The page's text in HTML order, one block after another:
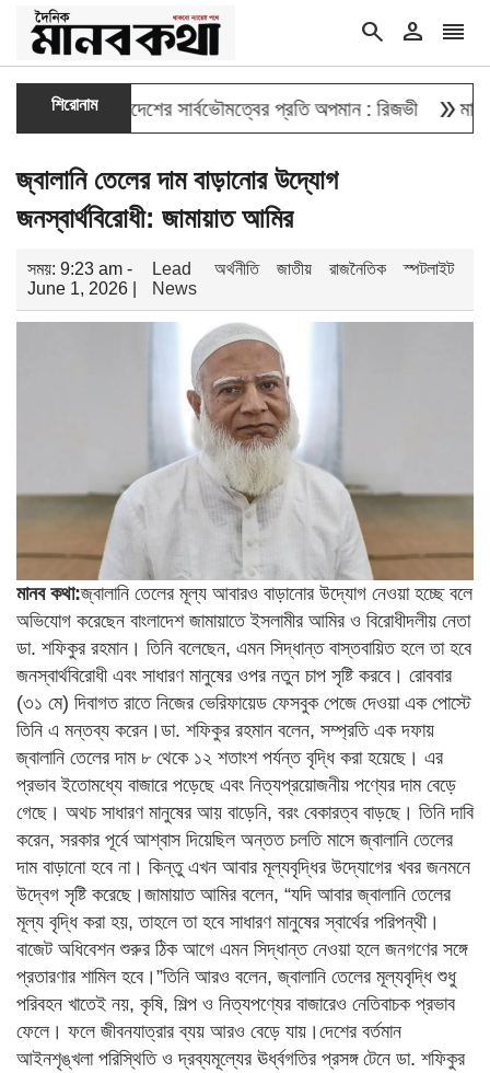
search person reorder
শিরোনাম
বাংলাদেশের সার্বভৌমত্বের প্রতি অপমান : রিজভী double_arrowমাহবুব আলী
জ্বালানি তেলের দাম বাড়ানোর উদ্যোগ
জনস্বার্থবিরোধী: জামায়াত আমির
সময়: 9:23 am -
June 1, 2026 |
Lead
News
অর্থনীতি জাতীয় রাজনৈতিক স্পটলাইট
মানব কথা:জ্বালানি তেলের মূল্য আবারও বাড়ানোর উদ্যোগ নেওয়া হচ্ছে বলে
অভিযোগ করেছেন বাংলাদেশ জামায়াতে ইসলামীর আমির ও বিরোধীদলীয় নেতা
ডা. শফিকুর রহমান। তিনি বলেছেন, এমন সিদ্ধান্ত বাস্তবায়িত হলে তা হবে
জনস্বার্থবিরোধী এবং সাধারণ মানুষের ওপর নতুন চাপ সৃষ্টি করবে। রোববার
(৩১ মে) দিবাগত রাতে নিজের ভেরিফায়েড ফেসবুক পেজে দেওয়া এক পোস্টে
তিনি এ মন্তব্য করেন।ডা. শফিকুর রহমান বলেন, সম্প্রতি এক দফায়
জ্বালানি তেলের দাম ৮ থেকে ১২ শতাংশ পর্যন্ত বৃদ্ধি করা হয়েছে। এর
প্রভাব ইতোমধ্যে বাজারে পড়েছে এবং নিত্যপ্রয়োজনীয় পণ্যের দাম বেড়ে
গেছে। অথচ সাধারণ মানুষের আয় বাড়েনি, বরং বেকারত্ব বাড়ছে। তিনি দাবি
করেন, সরকার পূর্বে আশ্বাস দিয়েছিল অন্তত চলতি মাসে জ্বালানি তেলের
দাম বাড়ানো হবে না। কিন্তু এখন আবার মূল্যবৃদ্ধির উদ্যোগের খবর জনমনে
উদ্বেগ সৃষ্টি করেছে।জামায়াত আমির বলেন, “যদি আবার জ্বালানি তেলের
মূল্য বৃদ্ধি করা হয়, তাহলে তা হবে সাধারণ মানুষের স্বার্থের পরিপন্থী।
বাজেট অধিবেশন শুরুর ঠিক আগে এমন সিদ্ধান্ত নেওয়া হলে জনগণের সঙ্গে
প্রতারণার শামিল হবে।”তিনি আরও বলেন, জ্বালানি তেলের মূল্যবৃদ্ধি শুধু
পরিবহন খাতেই নয়, কৃষি, শিল্প ও নিত্যপণ্যের বাজারেও নেতিবাচক প্রভাব
ফেলে। ফলে জীবনযাত্রার ব্যয় আরও বেড়ে যায়।দেশের বর্তমান
আইনশৃঙ্খলা পরিস্থিতি ও দ্রব্যমূল্যের ঊর্ধ্বগতির প্রসঙ্গ টেনে ডা. শফিকুর